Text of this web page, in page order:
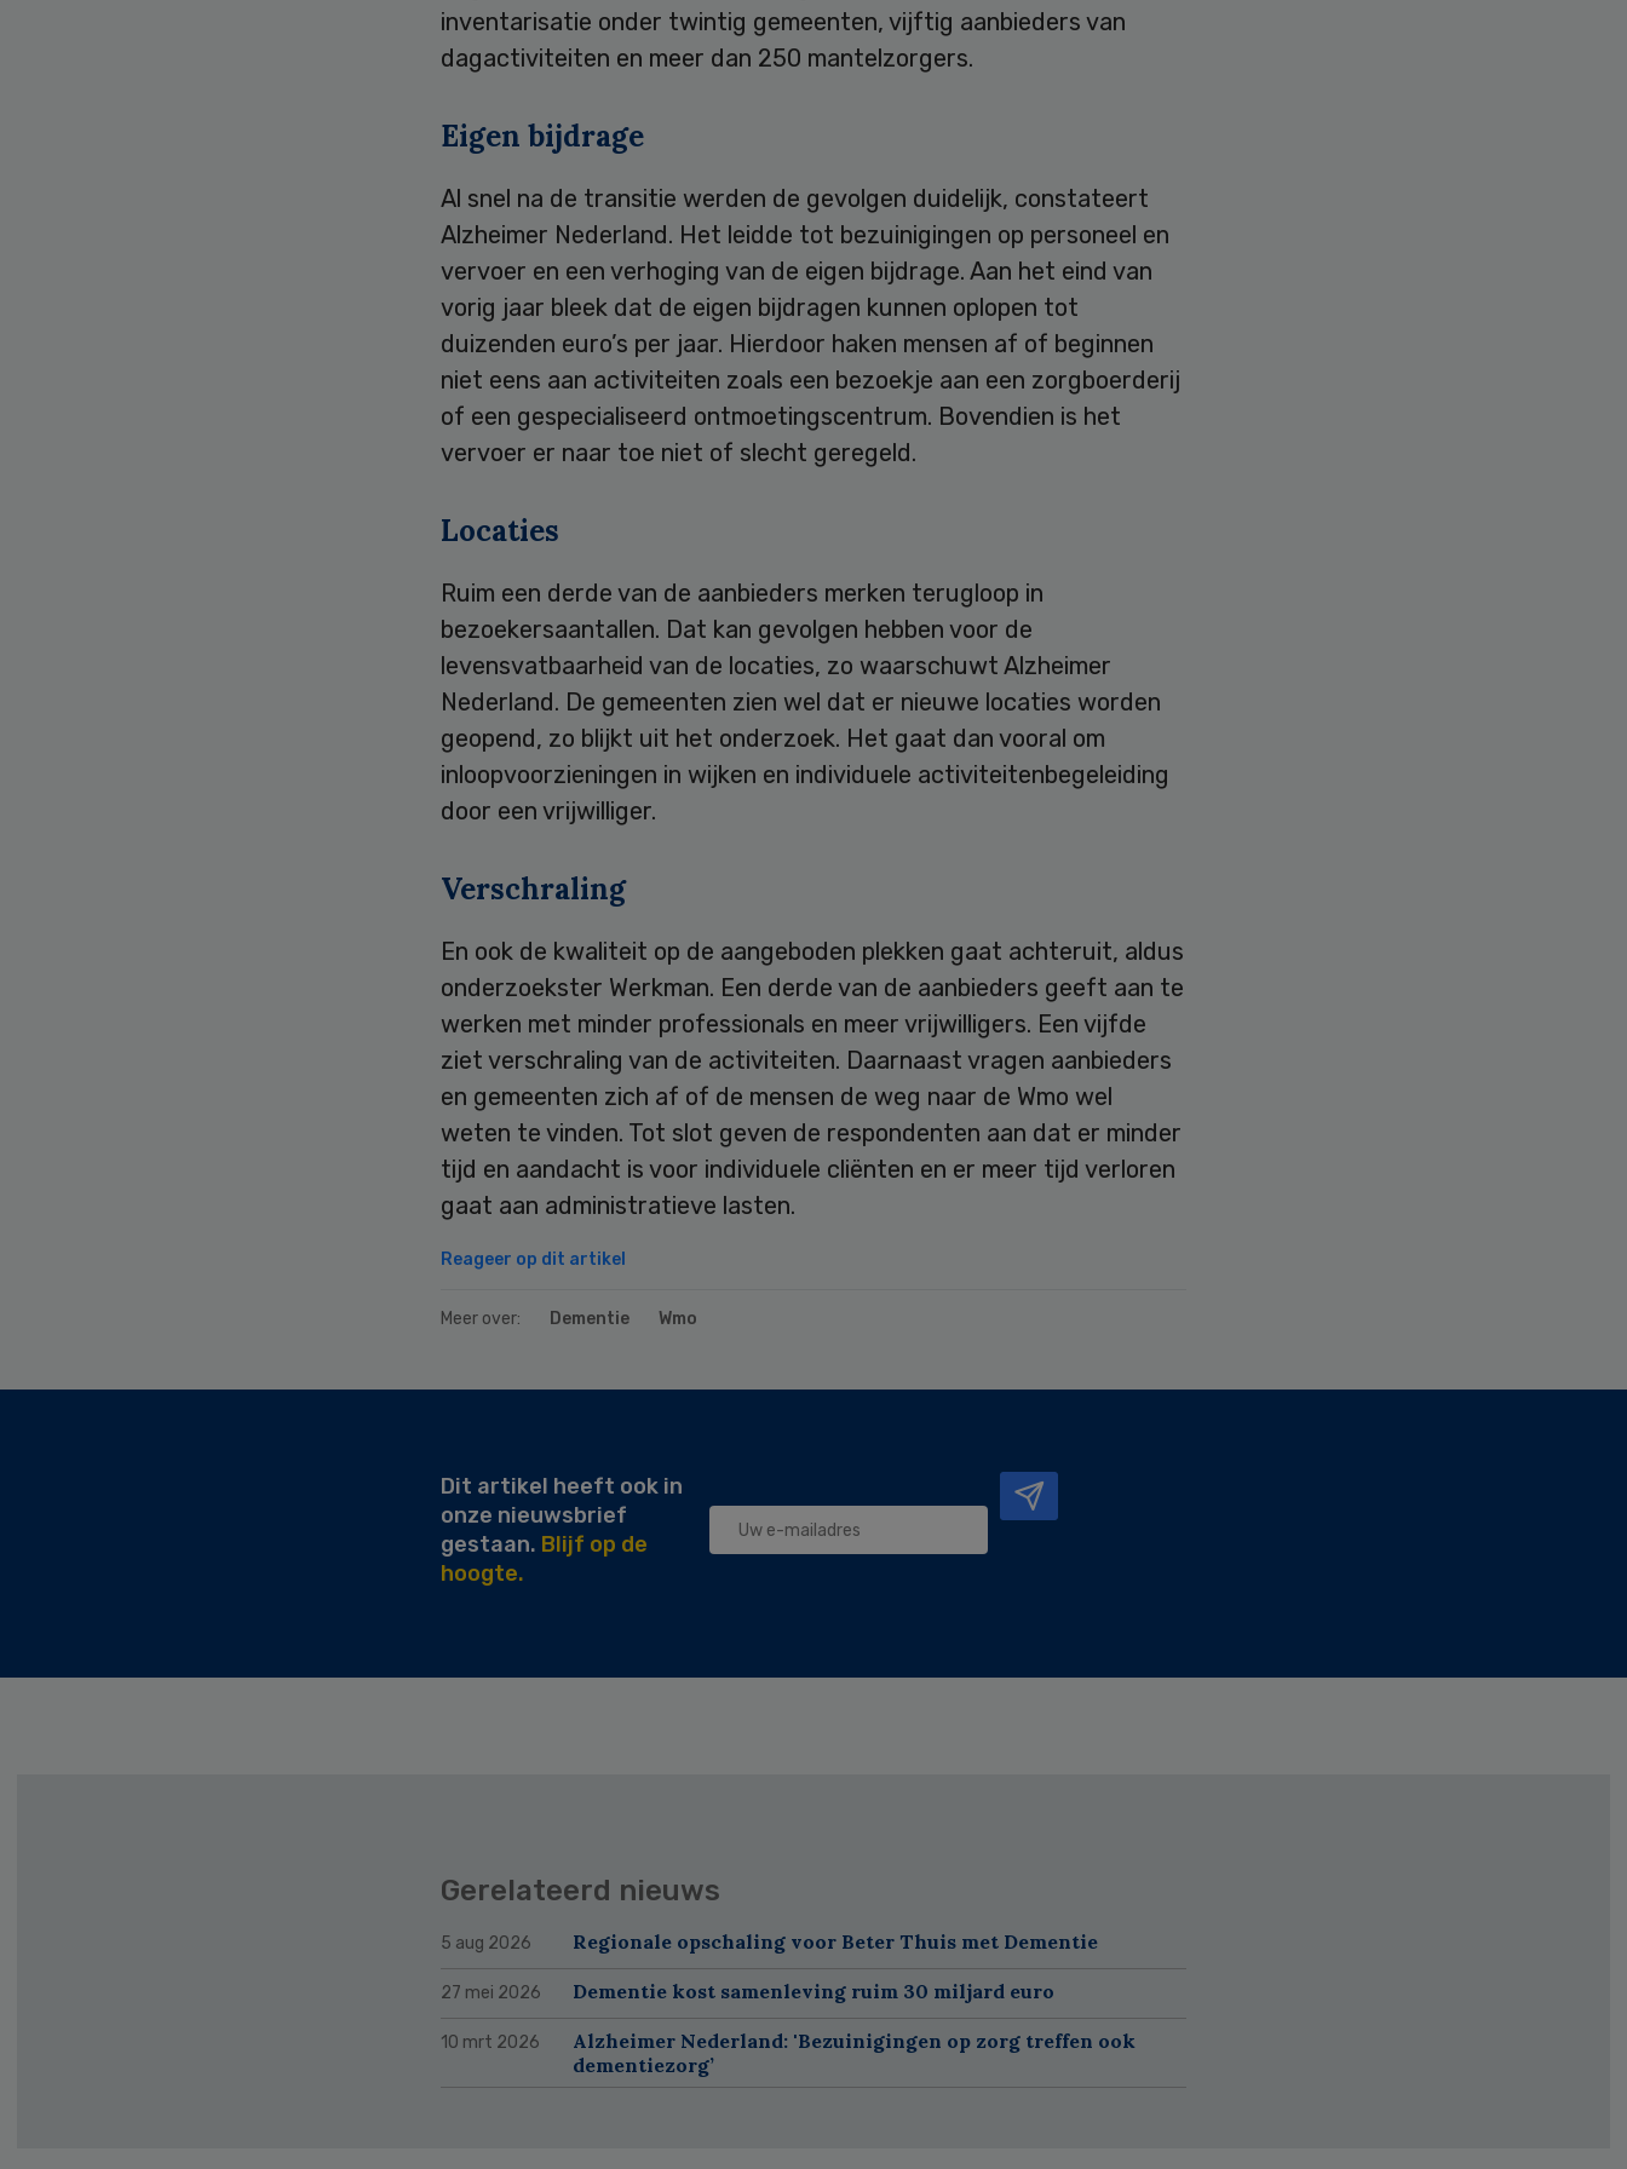
inventarisatie onder twintig gemeenten, vijftig aanbieders van
dagactiviteiten en meer dan 250 mantelzorgers.
Eigen bijdrage
Al snel na de transitie werden de gevolgen duidelijk, constateert
Alzheimer Nederland. Het leidde tot bezuinigingen op personeel en
vervoer en een verhoging van de eigen bijdrage. Aan het eind van
vorig jaar bleek dat de eigen bijdragen kunnen oplopen tot
duizenden euro’s per jaar. Hierdoor haken mensen af of beginnen
niet eens aan activiteiten zoals een bezoekje aan een zorgboerderij
of een gespecialiseerd ontmoetingscentrum. Bovendien is het
vervoer er naar toe niet of slecht geregeld.
Locaties
Ruim een derde van de aanbieders merken terugloop in
bezoekersaantallen. Dat kan gevolgen hebben voor de
levensvatbaarheid van de locaties, zo waarschuwt Alzheimer
Nederland. De gemeenten zien wel dat er nieuwe locaties worden
geopend, zo blijkt uit het onderzoek. Het gaat dan vooral om
inloopvoorzieningen in wijken en individuele activiteitenbegeleiding
door een vrijwilliger.
Verschraling
En ook de kwaliteit op de aangeboden plekken gaat achteruit, aldus
onderzoekster Werkman. Een derde van de aanbieders geeft aan te
werken met minder professionals en meer vrijwilligers. Een vijfde
ziet verschraling van de activiteiten. Daarnaast vragen aanbieders
en gemeenten zich af of de mensen de weg naar de Wmo wel
weten te vinden. Tot slot geven de respondenten aan dat er minder
tijd en aandacht is voor individuele cliënten en er meer tijd verloren
gaat aan administratieve lasten.
Reageer op dit artikel
Meer over: Dementie Wmo
Secondary
Dit artikel heeft ook in
onze nieuwsbrief
gestaan. Blijf op de
hoogte.
Gerelateerd nieuws
5 aug 2026 Regionale opschaling voor Beter Thuis met Dementie
27 mei 2026 Dementie kost samenleving ruim 30 miljard euro
10 mrt 2026
Alzheimer Nederland: 'Bezuinigingen op zorg treffen ook
dementiezorg’